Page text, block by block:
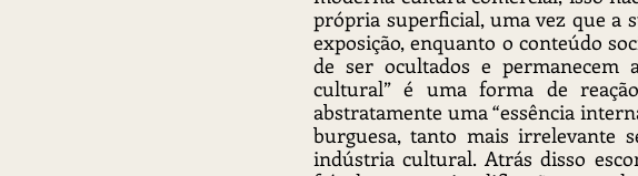
própria superficial, uma vez que a
exposição, enquanto o conteúdo
de ser ocultados e permanecem
cultural” é uma forma de
abstratamente uma “essência
burguesa, tanto mais irrelevante
indústria cultural. Atrás disso